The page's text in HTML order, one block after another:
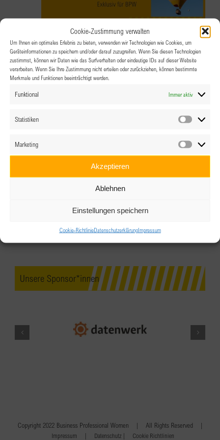
Cookie-Zustimmung verwalten
Um Ihnen ein optimales Erlebnis zu bieten, verwenden wir Technologien wie Cookies, um
Geräteinformationen zu speichern und/oder darauf zuzugreifen. Wenn Sie diesen Technologien
zustimmst, können wir Daten wie das Surfverhalten oder eindeutige IDs auf dieser Website
verarbeiten. Wenn Sie Ihre Zustimmung nicht erteilen oder zurückziehen, können bestimmte
Merkmale und Funktionen beeinträchtigt werden.
Funktional Immer aktiv
Statistiken
Marketing
Akzeptieren
Ablehnen
Einstellungen speichern
Cookie-RichtlinieDatenschutzerklärungImpressum
Onboarding Veranstaltung – Exklusiv
für BPW
8.07.2026 @ 19:00
Unsere Sponsor*innen
Copyright 2022 Business Professional Women | All Rights Reserved |
Impressum | Datenschutz | Cookie Richtlinien